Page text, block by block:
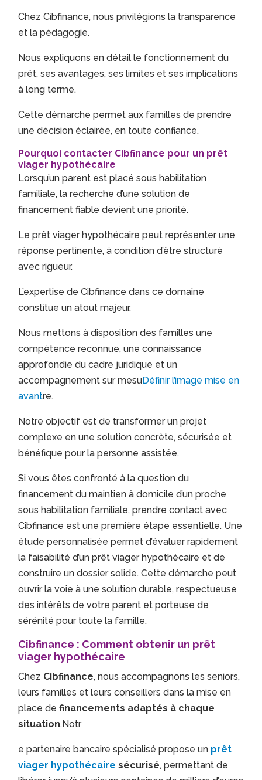
Chez Cibfinance, nous privilégions la transparence
et la pédagogie.
Nous expliquons en détail le fonctionnement du
prêt, ses avantages, ses limites et ses implications
à long terme.
Cette démarche permet aux familles de prendre
une décision éclairée, en toute confiance.
Pourquoi contacter Cibfinance pour un prêt
viager hypothécaire
Lorsqu’un parent est placé sous habilitation
familiale, la recherche d’une solution de
financement fiable devient une priorité.
Le prêt viager hypothécaire peut représenter une
réponse pertinente, à condition d’être structuré
avec rigueur.
L’expertise de Cibfinance dans ce domaine
constitue un atout majeur.
Nous mettons à disposition des familles une
compétence reconnue, une connaissance
approfondie du cadre juridique et un
accompagnement sur mesuDéfinir l’image mise en
avantre.
Notre objectif est de transformer un projet
complexe en une solution concrète, sécurisée et
bénéfique pour la personne assistée.
Si vous êtes confronté à la question du
financement du maintien à domicile d’un proche
sous habilitation familiale, prendre contact avec
Cibfinance est une première étape essentielle. Une
étude personnalisée permet d’évaluer rapidement
la faisabilité d’un prêt viager hypothécaire et de
construire un dossier solide. Cette démarche peut
ouvrir la voie à une solution durable, respectueuse
des intérêts de votre parent et porteuse de
sérénité pour toute la famille.
Cibfinance : Comment obtenir un prêt
viager hypothécaire
Chez Cibfinance, nous accompagnons les seniors,
leurs familles et leurs conseillers dans la mise en
place definancements adaptés à chaque
situation.Notr
e partenaire bancaire spécialisé propose un prêt
viager hypothécaire sécurisé, permettant de